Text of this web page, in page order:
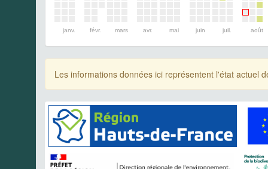
janv. févr. mars avr. mai juin juil. août
Les informations données ici représentent l'état actuel